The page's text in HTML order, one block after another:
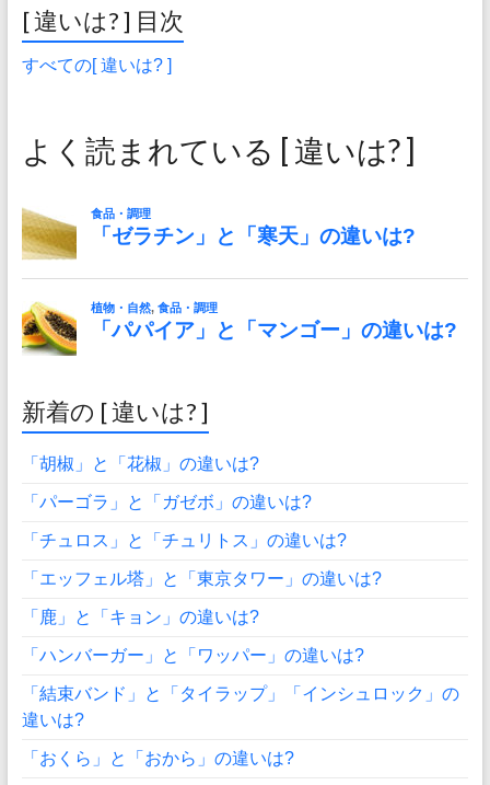
[ 違いは? ] 目次
すべての[ 違いは? ]
よく読まれている [ 違いは? ]
新着の [ 違いは? ]
「胡椒」と「花椒」の違いは?
「パーゴラ」と「ガゼボ」の違いは?
「チュロス」と「チュリトス」の違いは?
「エッフェル塔」と「東京タワー」の違いは?
「鹿」と「キョン」の違いは?
「ハンバーガー」と「ワッパー」の違いは?
「結束バンド」と「タイラップ」「インシュロック」の
違いは?
「おくら」と「おから」の違いは?